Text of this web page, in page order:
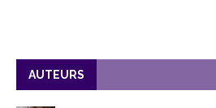
AUTEURS